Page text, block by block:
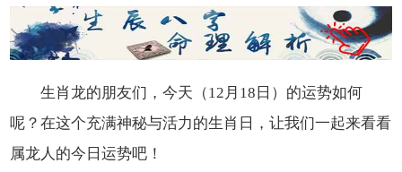
生肖龙的朋友们，今天（12月18日）的运势如何
呢？在这个充满神秘与活力的生肖日，让我们一起来看看
属龙人的今日运势吧！